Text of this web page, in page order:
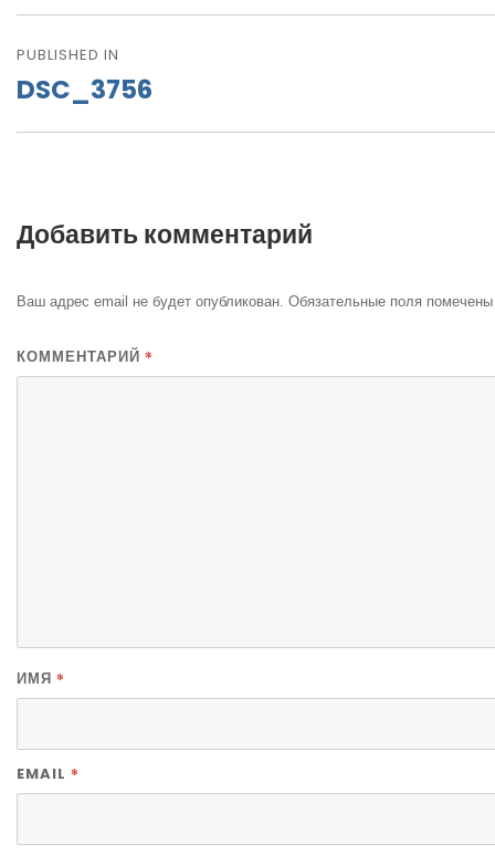
по
записям
PUBLISHED IN
DSC_3756
Добавить комментарий
Ваш адрес email не будет опубликован. Обязательные поля
КОММЕНТАРИЙ *
ИМЯ *
EMAIL *